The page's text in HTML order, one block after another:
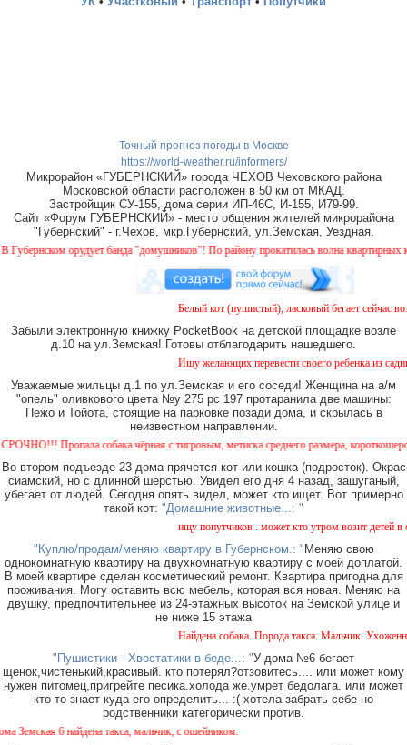
Точный прогноз погоды в Москве
https://world-weather.ru/informers/
Микрорайон «ГУБЕРНСКИЙ» города ЧЕХОВ Чеховского района
Московской области расположен в 50 км от МКАД.
Застройщик СУ-155, дома серии ИП-46С, И-155, И79-99.
Сайт «Форум ГУБЕРНСКИЙ» - место общения жителей микрорайона
"Губернский" - г.Чехов, мкр.Губернский, ул.Земская, Уездная.
орудует банда "домушников"! По району прокатилась волна квартирных
Белый кот (пушистый), ласковый бегает сейчас
Забыли электронную книжку PocketBook на детской площадке возле
д.10 на ул.Земская! Готовы отблагодарить нашедшего.
Ищу желающих перевести своего ребенка из
Уважаемые жильцы д.1 по ул.Земская и его соседи! Женщина на а/м
"опель" оливкового цвета №у 275 рс 197 протаранила две машины:
Пежо и Тойота, стоящие на парковке позади дома, и скрылась в
неизвестном направлении.
Пропала собака чёрная с тигровым, метиска среднего размера,
Во втором подъезде 23 дома прячется кот или кошка (подросток). Окрас
сиамский, но с длинной шерстью. Увидел его дня 4 назад, зашуганый,
убегает от людей. Сегодня опять видел, может кто ищет. Вот примерно
такой кот: "Домашние животные...: "
ищу попутчиков . может кто утром возит детей в
"Куплю/продам/меняю квартиру в Губернском.: "Меняю свою
однокомнатную квартиру на двухкомнатную квартиру с моей доплатой.
В моей квартире сделан косметический ремонт. Квартира пригодна для
проживания. Могу оставить всю мебель, которая вся новая. Меняю на
двушку, предпочтительнее из 24-этажных высоток на Земской улице и
не ниже 15 этажа
Найдена собака. Порода такса. Мальчик.
"Пушистики - Хвостатики в беде...: "У дома №6 бегает
щенок,чистенький,красивый. кто потерял?отзовитесь.... или может кому
нужен питомец,пригрейте песика.холода же.умрет бедолага. или может
кто то знает куда его определить... :( хотела забрать себе но
родственники категорически против.
6 найдена такса, мальчик, с ошейником.